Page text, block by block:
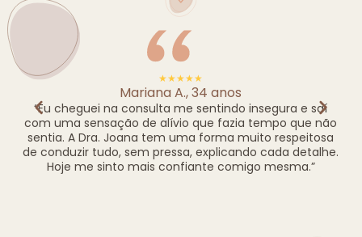
★★★★★
Mariana A., 34 anos
“Eu cheguei na consulta me sentindo insegura e saí
com uma sensação de alívio que fazia tempo que não
sentia. A Dra. Joana tem uma forma muito respeitosa
de conduzir tudo, sem pressa, explicando cada detalhe.
Hoje me sinto mais confiante comigo mesma.”